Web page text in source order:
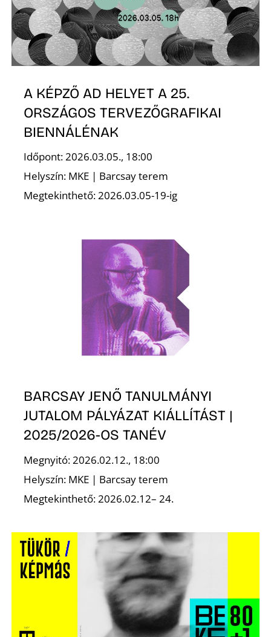
A KÉPZŐ AD HELYET A 25.
ORSZÁGOS TERVEZŐGRAFIKAI
BIENNÁLÉNAK
Időpont: 2026.03.05., 18:00
Helyszín: MKE | Barcsay terem
Megtekinthető: 2026.03.05-19-ig
BARCSAY JENŐ TANULMÁNYI
JUTALOM PÁLYÁZAT KIÁLLÍTÁST |
2025/2026-OS TANÉV
Megnyitó: 2026.02.12., 18:00
Helyszín: MKE | Barcsay terem
Megtekinthető: 2026.02.12– 24.